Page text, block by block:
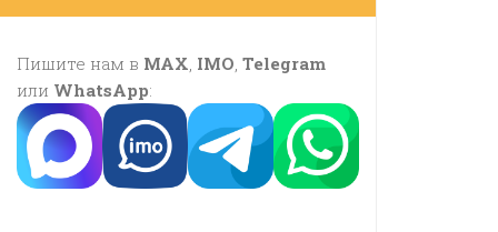
Пишите нам в MAX, IMO, Telegram
или WhatsApp: